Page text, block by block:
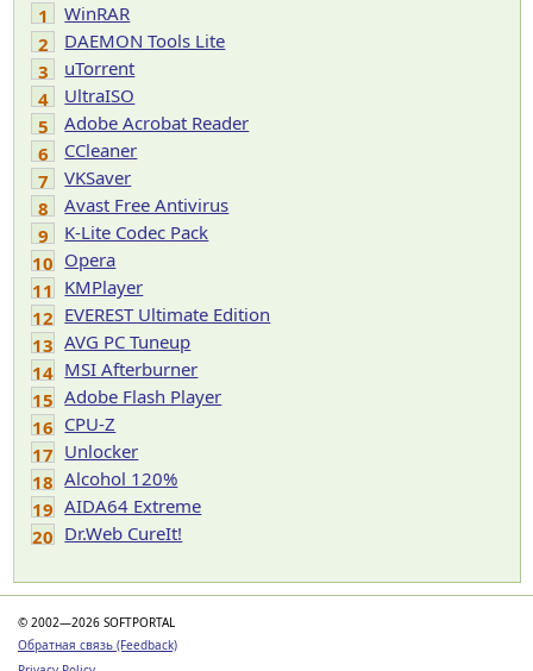
1
WinRAR
2
DAEMON Tools Lite
3
uTorrent
4
UltraISO
5
Adobe Acrobat Reader
6
CCleaner
7
VKSaver
8
Avast Free Antivirus
9
K-Lite Codec Pack
10 Opera
11 KMPlayer
12 EVEREST Ultimate Edition
13 AVG PC Tuneup
14 MSI Afterburner
15 Adobe Flash Player
16 CPU-Z
17 Unlocker
18 Alcohol 120%
19 AIDA64 Extreme
20 Dr.Web CureIt!
© 2002—2026 SOFTPORTAL
Обратная связь (Feedback)